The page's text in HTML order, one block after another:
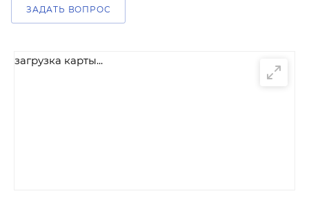
ЗАДАТЬ ВОПРОС
загрузка карты...